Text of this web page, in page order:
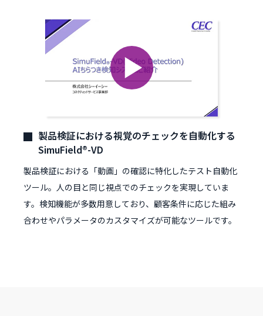
製品検証における視覚のチェックを自動化する
SimuField®-VD
製品検証における「動画」の確認に特化したテスト自動化
ツール。人の目と同じ視点でのチェックを実現していま
す。検知機能が多数用意しており、顧客条件に応じた組み
合わせやパラメータのカスタマイズが可能なツールです。